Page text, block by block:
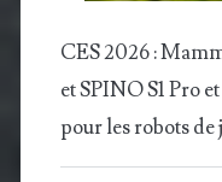
CES 2026 :
et SPINO S1 Pro
pour les robots